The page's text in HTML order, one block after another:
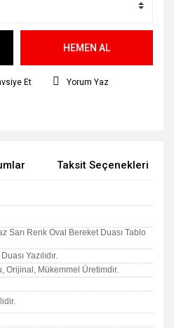
HEMEN AL
Et Yorum Yaz
Taksit Seçenekleri
Sarı Renk Oval Bereket Duası Tablo
Yazılıdır.
Orijinal, Mükemmel Üretimdir.